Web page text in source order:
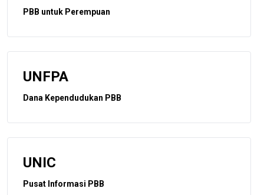
PBB untuk Perempuan
UNFPA
Dana Kependudukan PBB
UNIC
Pusat Informasi PBB